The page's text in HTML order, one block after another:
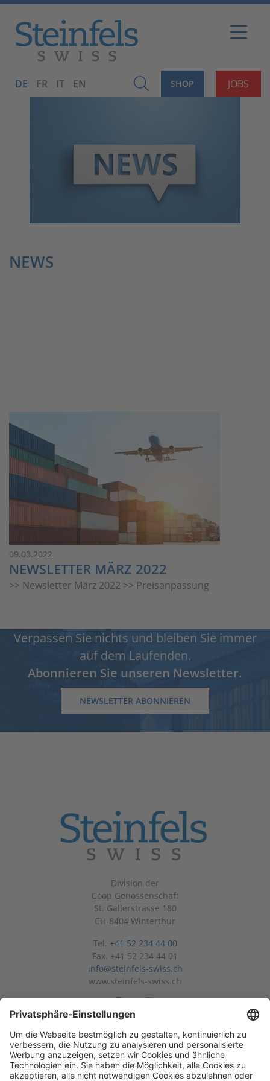
JOBS
SHOP
DE FR IT EN
NEWS
09.03.2022
NEWSLETTER MÄRZ 2022
>> Newsletter März 2022 >> Preisanpassung
Verpassen Sie nichts und bleiben Sie immer
auf dem Laufenden.
Abonnieren Sie unseren Newsletter.
NEWSLETTER ABONNIEREN
Division der
Coop Genossenschaft
St. Gallerstrasse 180
CH-8404 Winterthur
Tel. +41 52 234 44 00
Fax. +41 52 234 44 01
info@steinfels-swiss.ch
www.steinfels-swiss.ch